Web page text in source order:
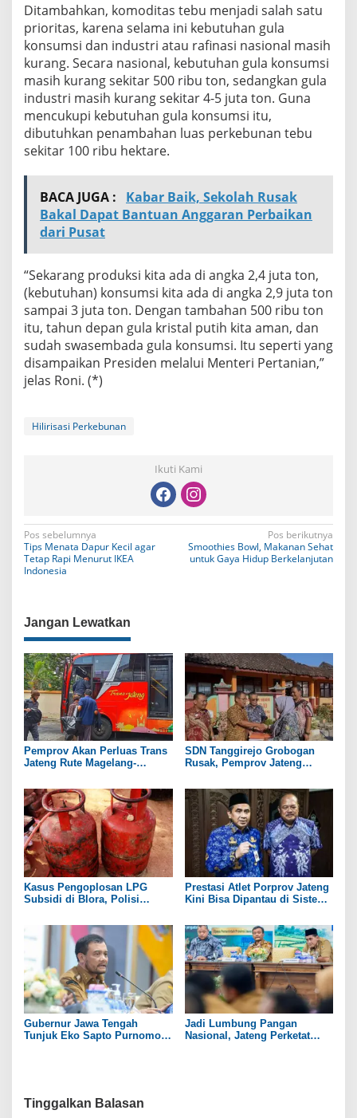
Ditambahkan, komoditas tebu menjadi salah satu
prioritas, karena selama ini kebutuhan gula
konsumsi dan industri atau rafinasi nasional masih
kurang. Secara nasional, kebutuhan gula konsumsi
masih kurang sekitar 500 ribu ton, sedangkan gula
industri masih kurang sekitar 4-5 juta ton. Guna
mencukupi kebutuhan gula konsumsi itu,
dibutuhkan penambahan luas perkebunan tebu
sekitar 100 ribu hektare.
BACA JUGA :
Kabar Baik, Sekolah Rusak
Bakal Dapat Bantuan Anggaran Perbaikan
dari Pusat
“Sekarang produksi kita ada di angka 2,4 juta ton,
(kebutuhan) konsumsi kita ada di angka 2,9 juta ton
sampai 3 juta ton. Dengan tambahan 500 ribu ton
itu, tahun depan gula kristal putih kita aman, dan
sudah swasembada gula konsumsi. Itu seperti yang
disampaikan Presiden melalui Menteri Pertanian,”
jelas Roni. (*)
Hilirisasi Perkebunan
Ikuti Kami
N
a
g
a
s
i
p
o
s
Pos sebelumnya
Tips Menata Dapur Kecil agar
Tetap Rapi Menurut IKEA
Indonesia
Pos berikutnya
Smoothies Bowl, Makanan Sehat
untuk Gaya Hidup Berkelanjutan
Jangan Lewatkan
Pemprov Akan Perluas Trans
Jateng Rute Magelang-
SDN Tanggirejo Grobogan
Rusak, Pemprov Jateng
Revitalisasi
Kasus Pengoplosan LPG
Subsidi di Blora, Polisi
Prestasi Atlet Porprov Jateng
Kini Bisa Dipantau di Sistem
Gubernur Jawa Tengah
Tunjuk Eko Sapto Purnomo
Jadi Lumbung Pangan
Nasional, Jateng Perketat
Tinggalkan Balasan